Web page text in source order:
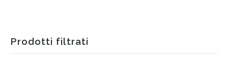
Prodotti filtrati